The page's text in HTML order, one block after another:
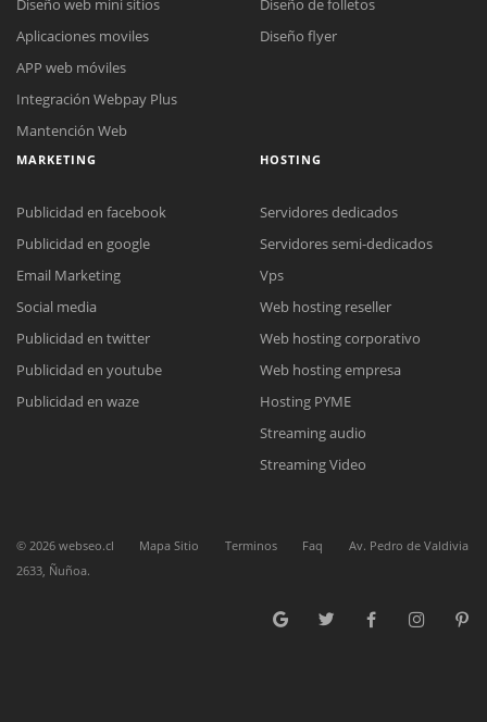
Reunión online
Nuestros ejecutivos le enviarán un correo electrónico con el enlace a
Meet para la reunión online.
Cotización
Complete el formulario y nos contactaremos a la brevedad.
Chat Online
para enviarnos un correo electrónico con sus datos personales.
Aplicaciones moviles
APP web móviles
Integración Webpay Plus
Mantención Web
Diseño flyer
MARKETING
Publicidad en facebook
Publicidad en google
Email Marketing
Social media
Publicidad en twitter
Publicidad en youtube
Publicidad en waze
HOSTING
Servidores dedicados
Servidores semi-dedicados
Vps
Web hosting reseller
Web hosting corporativo
Web hosting empresa
Hosting PYME
Streaming audio
Streaming Video
© 2026 webseo.cl Mapa Sitio Terminos Faq
Av. Pedro de Valdivia
2633, Ñuñoa.